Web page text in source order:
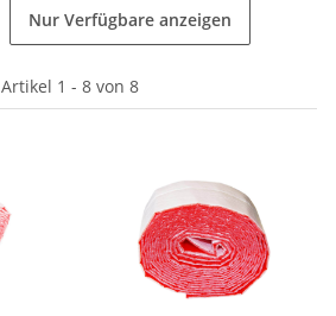
Nur Verfügbare anzeigen
Artikel 1 - 8 von 8